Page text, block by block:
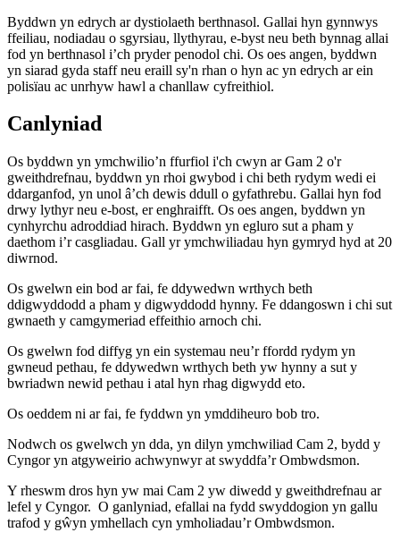
Byddwn yn edrych ar dystiolaeth berthnasol. Gallai hyn gynnwys
ffeiliau, nodiadau o sgyrsiau, llythyrau, e-byst neu beth bynnag allai
fod yn berthnasol i’ch pryder penodol chi. Os oes angen, byddwn
yn siarad gyda staff neu eraill sy'n rhan o hyn ac yn edrych ar ein
polisïau ac unrhyw hawl a chanllaw cyfreithiol.
Canlyniad
Os byddwn yn ymchwilio’n ffurfiol i'ch cwyn ar Gam 2 o'r
gweithdrefnau, byddwn yn rhoi gwybod i chi beth rydym wedi ei
ddarganfod, yn unol â’ch dewis ddull o gyfathrebu. Gallai hyn fod
drwy lythyr neu e-bost, er enghraifft. Os oes angen, byddwn yn
cynhyrchu adroddiad hirach. Byddwn yn egluro sut a pham y
daethom i’r casgliadau. Gall yr ymchwiliadau hyn gymryd hyd at 20
diwrnod.
Os gwelwn ein bod ar fai, fe ddywedwn wrthych beth
ddigwyddodd a pham y digwyddodd hynny. Fe ddangoswn i chi sut
gwnaeth y camgymeriad effeithio arnoch chi.
Os gwelwn fod diffyg yn ein systemau neu’r ffordd rydym yn
gwneud pethau, fe ddywedwn wrthych beth yw hynny a sut y
bwriadwn newid pethau i atal hyn rhag digwydd eto.
Os oeddem ni ar fai, fe fyddwn yn ymddiheuro bob tro.
Nodwch os gwelwch yn dda, yn dilyn ymchwiliad Cam 2, bydd y
Cyngor yn atgyweirio achwynwyr at swyddfa’r Ombwdsmon.
Y rheswm dros hyn yw mai Cam 2 yw diwedd y gweithdrefnau ar
lefel y Cyngor. O ganlyniad, efallai na fydd swyddogion yn gallu
trafod y gŵyn ymhellach cyn ymholiadau’r Ombwdsmon.